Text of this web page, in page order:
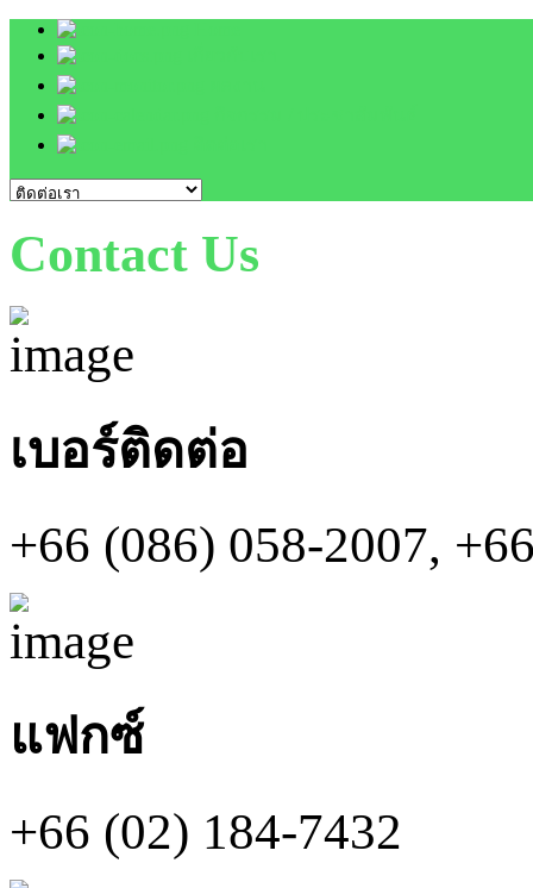
Contact Us
เบอร์ติดต่อ
+66 (086) 058-2007,
แฟกซ์
+66 (02) 184-7432